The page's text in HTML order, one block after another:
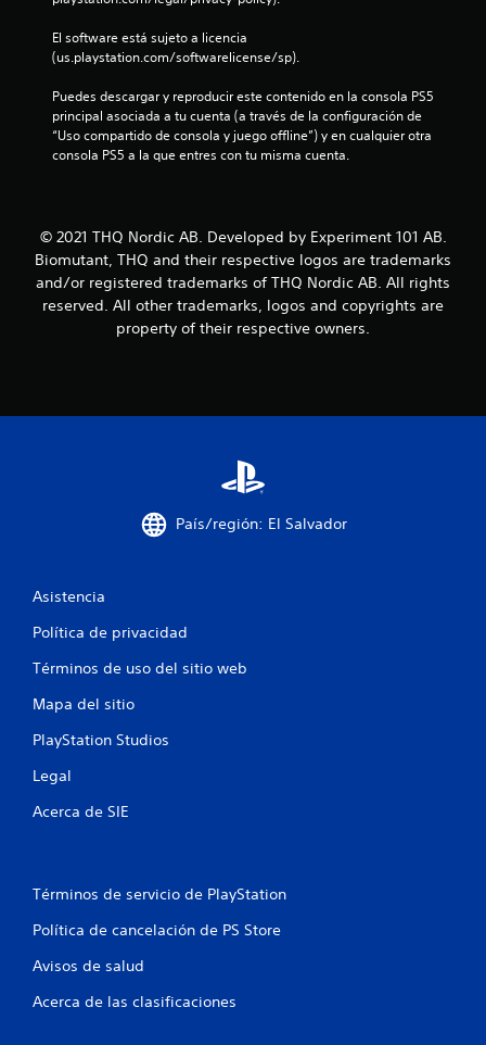
3
l
i
f
El software está sujeto a licencia
(us.playstation.com/softwarelicense/sp).
Puedes descargar y reproducir este contenido en la consola PS5
principal asociada a tu cuenta (a través de la configuración de
“Uso compartido de consola y juego offline”) y en cualquier otra
consola PS5 a la que entres con tu misma cuenta.
© 2021 THQ Nordic AB. Developed by Experiment 101 AB.
Biomutant, THQ and their respective logos are trademarks
and/or registered trademarks of THQ Nordic AB. All rights
reserved. All other trademarks, logos and copyrights are
property of their respective owners.
País/región: El Salvador
Asistencia
Política de privacidad
Términos de uso del sitio web
Mapa del sitio
PlayStation Studios
Legal
Acerca de SIE
Términos de servicio de PlayStation
Política de cancelación de PS Store
Avisos de salud
Acerca de las clasificaciones